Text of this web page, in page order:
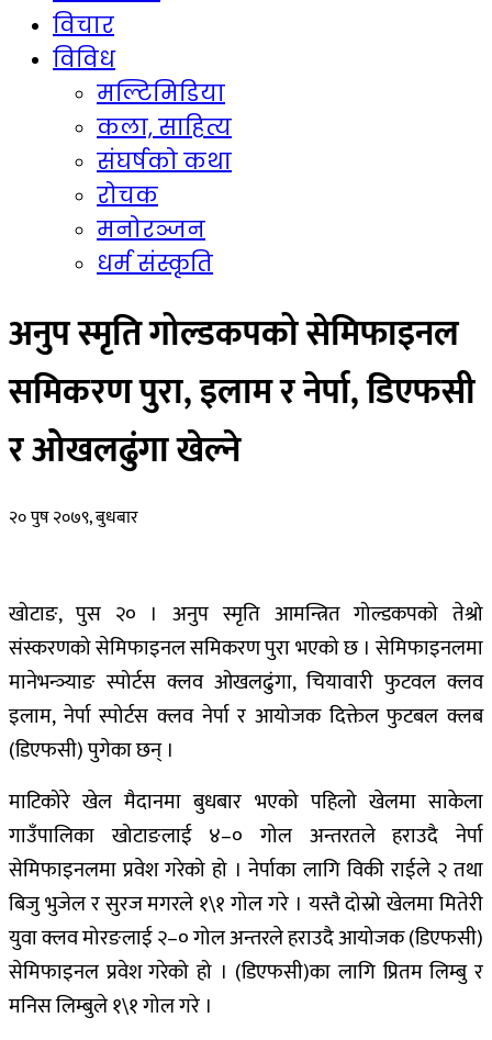
विचार
विविध
मल्टिमिडिया
कला, साहित्य
संघर्षको कथा
रोचक
मनोरञ्जन
धर्म संस्कृति
अनुप स्मृति गोल्डकपको सेमिफाइनल
समिकरण पुरा, इलाम र नेर्पा, डिएफसी
र ओखलढुंगा खेल्ने
२० पुष २०७९, बुधबार
खोटाङ, पुस २० । अनुप स्मृति आमन्त्रित गोल्डकपको तेश्रो
संस्करणको सेमिफाइनल समिकरण पुरा भएको छ । सेमिफाइनलमा
मानेभन्ञ्याङ स्पोर्टस क्लव ओखलढुंगा, चियावारी फुटवल क्लव
इलाम, नेर्पा स्पोर्टस क्लव नेर्पा र आयोजक दिक्तेल फुटबल क्लब
(डिएफसी) पुगेका छन् ।
माटिकोरे खेल मैदानमा बुधबार भएको पहिलो खेलमा साकेला
गाउँपालिका खोटाङलाई ४–० गोल अन्तरतले हराउदै नेर्पा
सेमिफाइनलमा प्रवेश गरेको हो । नेर्पाका लागि विकी राईले २ तथा
बिजु भुजेल र सुरज मगरले १\१ गोल गरे । यस्तै दोस्रो खेलमा मितेरी
युवा क्लव मोरङलाई २–० गोल अन्तरले हराउदै आयोजक (डिएफसी)
सेमिफाइनल प्रवेश गरेको हो । (डिएफसी)का लागि प्रितम लिम्बु र
मनिस लिम्बुले १\१ गोल गरे ।